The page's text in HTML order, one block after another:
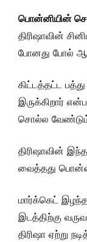
பொன்னியின்
திரிஷாவின்
போனது போல்
கிட்டத்தட்ட
இருக்கிறார்
சொல்ல
திரிஷாவின்
வைத்தது
மார்க்கெட்
இடத்திற்கு
திரிஷா ஏற்று